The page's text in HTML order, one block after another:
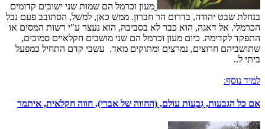
מעון וכרמל הם שמות שני ישובים קדומים
בנחלת שבט יהודה, בדרום הר חברון. ממש כאן, למשל, הסתובב פעם נבל
הכרמלי. אל דאגה, הוא כבר לא בסביבה, הוא נעצר ע"י רשות המסים או
התפקד לקדימה. כיום מעון וכרמל הם שני מושבים חקלאיים סמוכים,
שתושביהם חרוצים, נמרצים ומתוקים מאד. עשבי קדם התחיל כמפעל
ביתי ל..
למיד נוסף:
אם כל הגבעות, גִבְעוֹת עולם, (החווה של אברי), חווה חקלאית, איתמר